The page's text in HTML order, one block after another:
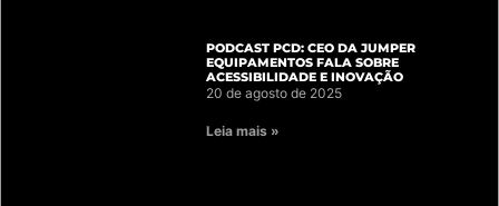
PODCAST PCD: CEO DA JUMPER
EQUIPAMENTOS FALA SOBRE
ACESSIBILIDADE E INOVAÇÃO
20 de agosto de 2025
Leia mais »